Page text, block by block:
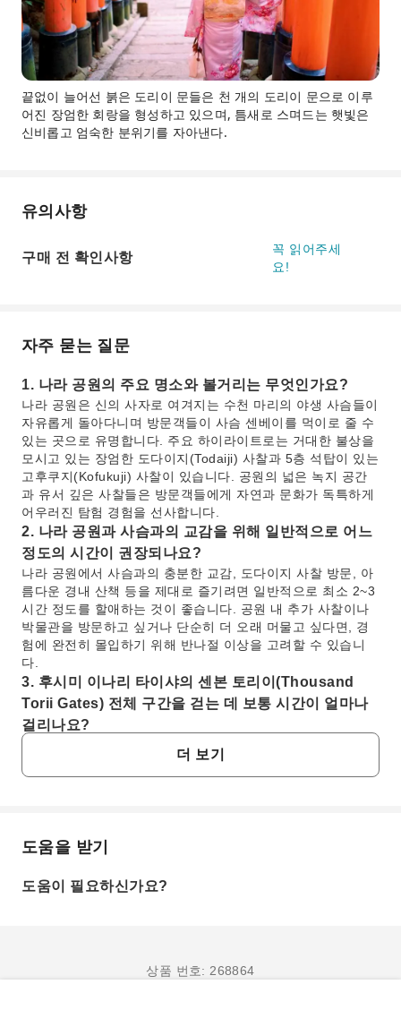
끝없이 늘어선 붉은 도리이 문들은 천 개의 도리이 문으로 이루
어진 장엄한 회랑을 형성하고 있으며, 틈새로 스며드는 햇빛은
신비롭고 엄숙한 분위기를 자아낸다.
유의사항
구매 전 확인사항
꼭 읽어주세
요!
자주 묻는 질문
1. 나라 공원의 주요 명소와 볼거리는 무엇인가요?
나라 공원은 신의 사자로 여겨지는 수천 마리의 야생 사슴들이
자유롭게 돌아다니며 방문객들이 사슴 센베이를 먹이로 줄 수
있는 곳으로 유명합니다. 주요 하이라이트로는 거대한 불상을
모시고 있는 장엄한 도다이지(Todaiji) 사찰과 5층 석탑이 있는
고후쿠지(Kofukuji) 사찰이 있습니다. 공원의 넓은 녹지 공간
과 유서 깊은 사찰들은 방문객들에게 자연과 문화가 독특하게
어우러진 탐험 경험을 선사합니다.
2. 나라 공원과 사슴과의 교감을 위해 일반적으로 어느
정도의 시간이 권장되나요?
나라 공원에서 사슴과의 충분한 교감, 도다이지 사찰 방문, 아
름다운 경내 산책 등을 제대로 즐기려면 일반적으로 최소 2~3
시간 정도를 할애하는 것이 좋습니다. 공원 내 추가 사찰이나
박물관을 방문하고 싶거나 단순히 더 오래 머물고 싶다면, 경
험에 완전히 몰입하기 위해 반나절 이상을 고려할 수 있습니
다.
3. 후시미 이나리 타이샤의 센본 토리이(Thousand
Torii Gates) 전체 구간을 걷는 데 보통 시간이 얼마나
걸리나요?
후시미 이나리 타이샤의 산 정상까지 이어지는 수천 개의 도리
이(토리이) 길 전체를 걷고 돌아오는 데는 보통 약 2~3시간이
소요됩니다. 이 길은 다양한 경사를 포함하여 몇 킬로미터에
4. 후시미 이나리 타이샤 신사의 독특한 건축 양식과 문
후시미 이나리 타이샤는 개인과 기업이 기증한 수천 개의 생생
믿어지는 여우 조각상들이 신사 경내 곳곳에 있으며, 종종 입
더 보기
자주 묻는 질문
대한 불상을 모시고 있는 장엄한 도다이지(Todaiji) 사찰과
도움을 받기
도움이 필요하신가요?
상품 번호: 268864